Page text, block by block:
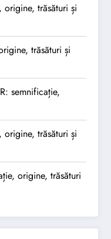
origine, trăsături și
trăsături și
semnificație,
origine, trăsături și
origine, trăsături